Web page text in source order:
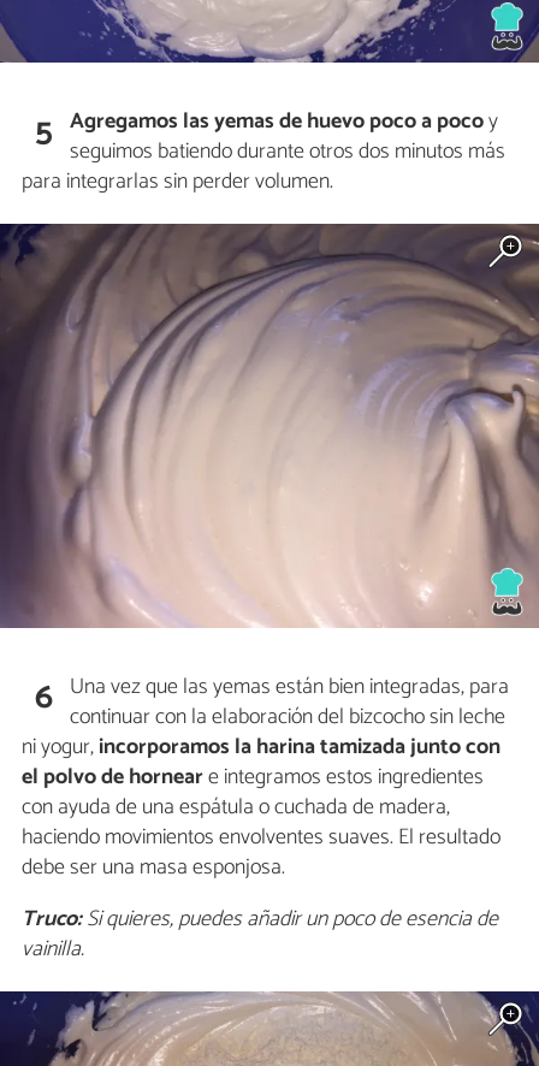
5 Agregamos las yemas de huevo poco a pocoy
seguimos batiendo durante otros dos minutos más
para integrarlas sin perder volumen.
6 Una vez que las yemas están bien integradas, para
continuar con la elaboración del bizcocho sin leche
ni yogur,incorporamos la harina tamizada junto con
el polvo de horneare integramos estos ingredientes
con ayuda de una espátula o cuchada de madera,
haciendo movimientos envolventes suaves. El resultado
debe ser una masa esponjosa.
Truco:Si quieres, puedes añadir un poco de esencia de
vainilla.